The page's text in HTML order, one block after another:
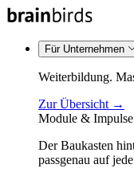
Für Unternehmen
Weiterbildung.
Zur Übersicht →
Module & Impulse
Der Baukasten
passgenau auf